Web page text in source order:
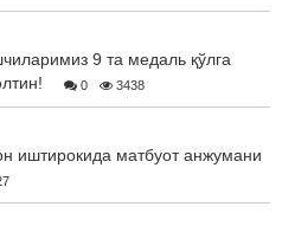
9 та медаль қўлга
0 3438
иштирокида матбуот анжумани